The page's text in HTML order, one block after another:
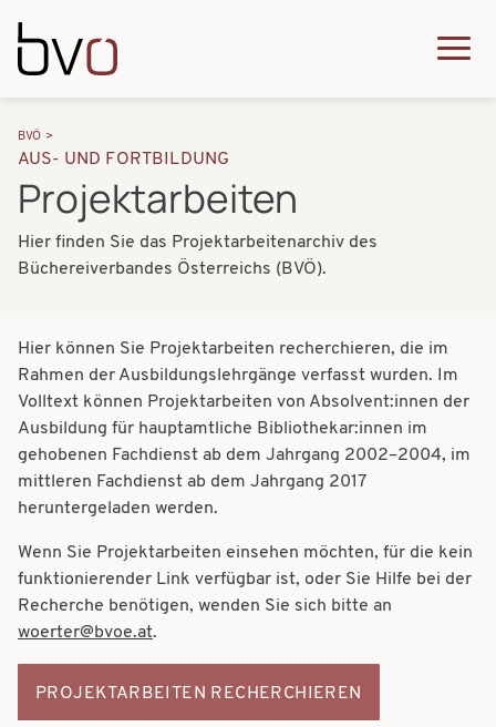
k
m
u
u
p
t
a
v
i
g
a
i
o
P
f
a
d
v
i
g
a
t
i
o
n
BVÖ
AUS- UND FORTBILDUNG
Projektarbeiten
Hier finden Sie das Projektarbeitenarchiv des
Büchereiverbandes Österreichs (BVÖ).
Hier können Sie Projektarbeiten recherchieren, die im
Rahmen der Ausbildungslehrgänge verfasst wurden. Im
Volltext können Projektarbeiten von Absolvent:innen der
Ausbildung für hauptamtliche Bibliothekar:innen im
gehobenen Fachdienst ab dem Jahrgang 2002–2004, im
mittleren Fachdienst ab dem Jahrgang 2017
heruntergeladen werden.
Wenn Sie Projektarbeiten einsehen möchten, für die kein
funktionierender Link verfügbar ist, oder Sie Hilfe bei der
Recherche benötigen, wenden Sie sich bitte an
woerter@bvoe.at.
PROJEKTARBEITEN RECHERCHIEREN